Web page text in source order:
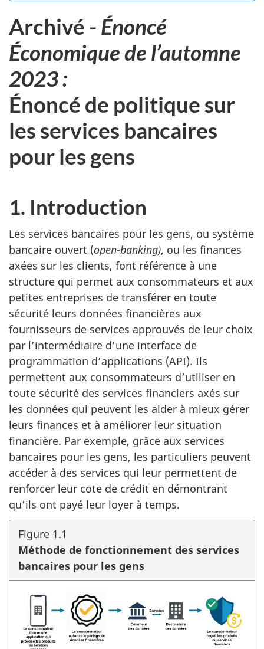
veux
pas
au
site
web,
A
r
c
h
i
v
é
-
É
n
o
n
c
é
É
c
o
n
o
m
q
Archivé - Énoncé
Économique de l’automne
2023 :
Énoncé de politique sur
les services bancaires
pour les gens
1. Introduction
Les services bancaires pour les gens, ou système
bancaire ouvert (open-banking), ou les finances
axées sur les clients, font référence à une
structure qui permet aux consommateurs et aux
petites entreprises de transférer en toute
sécurité leurs données financières aux
fournisseurs de services approuvés de leur choix
par l’intermédiaire d’une interface de
programmation d’applications (API). Ils
permettent aux consommateurs d’utiliser en
toute sécurité des services financiers axés sur
les données qui peuvent les aider à mieux gérer
leurs finances et à améliorer leur situation
financière. Par exemple, grâce aux services
bancaires pour les gens, les particuliers peuvent
accéder à des services qui leur permettent de
renforcer leur cote de crédit en démontrant
qu’ils ont payé leur loyer à temps.
Figure 1.1
Méthode de fonctionnement des services
bancaires pour les gens